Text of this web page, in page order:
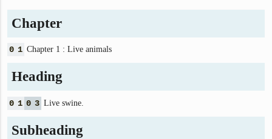
Chapter
0 1 Chapter 1 : Live animals
Heading
0 1 0 3 Live swine.
Subheading